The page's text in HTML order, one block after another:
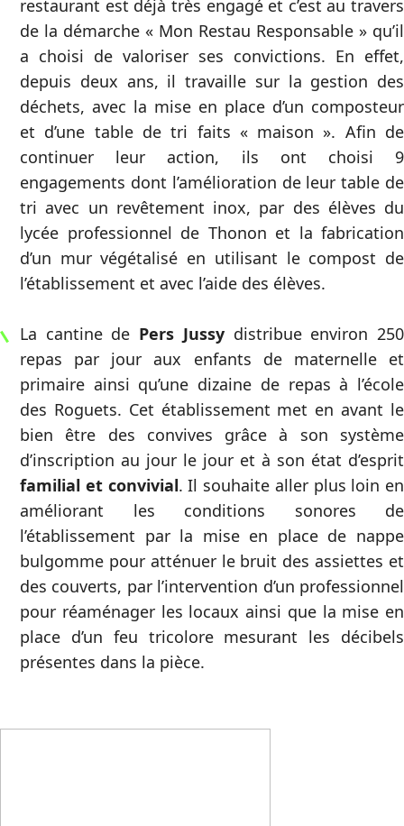
restaurant est déjà très engagé et c’est au travers
de la démarche « Mon Restau Responsable » qu’il
a choisi de valoriser ses convictions. En effet,
depuis deux ans, il travaille sur la gestion des
déchets, avec la mise en place d’un composteur
et d’une table de tri faits « maison ». Afin de
continuer leur action, ils ont choisi 9
engagements dont l’amélioration de leur table de
tri avec un revêtement inox, par des élèves du
lycée professionnel de Thonon et la fabrication
d’un mur végétalisé en utilisant le compost de
l’établissement et avec l’aide des élèves.
La cantine de Pers Jussydistribue environ 250
repas par jour aux enfants de maternelle et
primaire ainsi qu’une dizaine de repas à l’école
des Roguets. Cet établissement met en avant le
bien être des convives grâce à son système
d’inscription au jour le jour et à son état d’esprit
familial et convivial. Il souhaite aller plus loin en
améliorant les conditions sonores de
l’établissement par la mise en place de nappe
bulgomme pour atténuer le bruit des assiettes et
des couverts, par l’intervention d’un professionnel
pour réaménager les locaux ainsi que la mise en
place d’un feu tricolore mesurant les décibels
présentes dans la pièce.